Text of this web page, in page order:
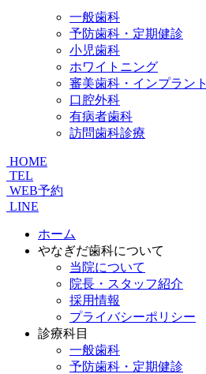
一般歯科
予防歯科・定期健診
小児歯科
ホワイトニング
審美歯科・インプラント
口腔外科
有病者歯科
訪問歯科診療
HOME
TEL
WEB予約
LINE
ホーム
やなぎだ歯科について
当院について
院長・スタッフ紹介
採用情報
プライバシーポリシー
診療科目
一般歯科
予防歯科・定期健診